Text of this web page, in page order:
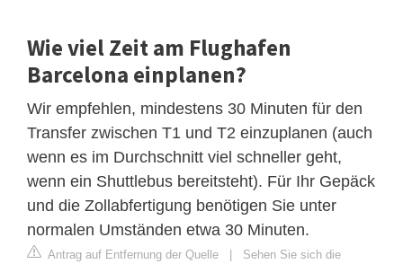
Wie viel Zeit am Flughafen
Barcelona einplanen?
Wir empfehlen, mindestens 30 Minuten für den
Transfer zwischen T1 und T2 einzuplanen (auch
wenn es im Durchschnitt viel schneller geht,
wenn ein Shuttlebus bereitsteht). Für Ihr Gepäck
und die Zollabfertigung benötigen Sie unter
normalen Umständen etwa 30 Minuten.
Antrag auf Entfernung der Quelle
Sehen Sie sich die